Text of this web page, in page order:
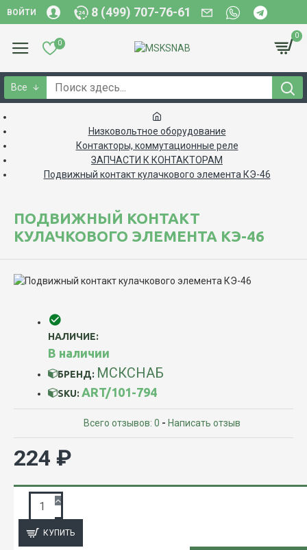
ВОЙТИ 8 (499) 707-76-61
0
0
Все
Низковольтное оборудование
Контакторы, коммутационные реле
ЗАПЧАСТИ К КОНТАКТОРАМ
Подвижный контакт кулачкового элемента КЭ-46
ПОДВИЖНЫЙ КОНТАКТ
КУЛАЧКОВОГО ЭЛЕМЕНТА КЭ-46
НАЛИЧИЕ:
В наличии
БРЕНД: МСКСНАБ
SKU: ART/101-794
Всего отзывов: 0 - Написать отзыв
224 ₽
КУПИТЬ